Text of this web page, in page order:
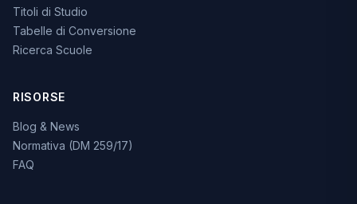
Titoli di Studio
Tabelle di Conversione
Ricerca Scuole
RISORSE
Blog & News
Normativa (DM 259/17)
FAQ